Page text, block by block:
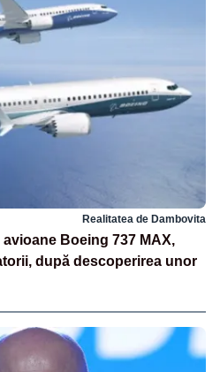
Realitatea de Dambovita
Boeing 737 MAX,
după descoperirea unor